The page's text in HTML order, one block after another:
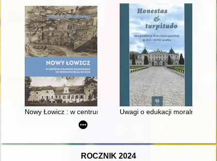
Nowy Łowicz : w centrum poligonu drawskiego od
Uwagi o edukacji moralnej
ROCZNIK 2024